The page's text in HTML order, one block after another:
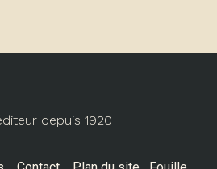
depuis 1920